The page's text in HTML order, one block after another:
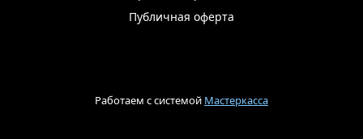
Публичная оферта
Работаем с системой Мастеркасса